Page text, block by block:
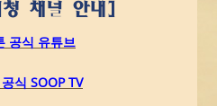
채널 안내]
공식 유튜브
식 SOOP TV